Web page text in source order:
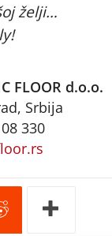
želji…
FLOOR d.o.o.
Srbija
330